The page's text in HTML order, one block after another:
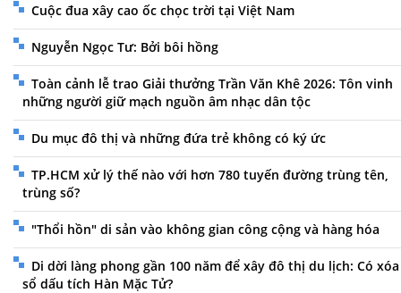
Cuộc đua xây cao ốc chọc trời tại Việt Nam
Nguyễn Ngọc Tư: Bởi bôi hồng
Toàn cảnh lễ trao Giải thưởng Trần Văn Khê 2026: Tôn vinh
những người giữ mạch nguồn âm nhạc dân tộc
Du mục đô thị và những đứa trẻ không có ký ức
TP.HCM xử lý thế nào với hơn 780 tuyến đường trùng tên,
trùng số?
"Thổi hồn" di sản vào không gian công cộng và hàng hóa
Di dời làng phong gần 100 năm để xây đô thị du lịch: Có xóa
sổ dấu tích Hàn Mặc Tử?